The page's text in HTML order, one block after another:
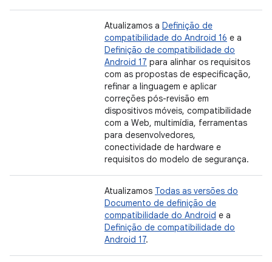
Atualizamos a Definição de
compatibilidade do Android 16 e a
Definição de compatibilidade do
Android 17 para alinhar os requisitos
com as propostas de especificação,
refinar a linguagem e aplicar
correções pós-revisão em
dispositivos móveis, compatibilidade
com a Web, multimídia, ferramentas
para desenvolvedores,
conectividade de hardware e
requisitos do modelo de segurança.
Atualizamos Todas as versões do
Documento de definição de
compatibilidade do Android e a
Definição de compatibilidade do
Android 17.